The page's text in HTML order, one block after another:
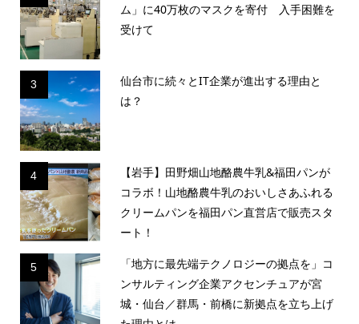
ム」に40万枚のマスクを寄付 入手困難を
受けて
3
仙台市に続々とIT企業が進出する理由と
は？
4
【岩手】田野畑山地酪農牛乳&福田パンが
コラボ！山地酪農牛乳のおいしさあふれる
クリームパンを福田パン直営店で販売スタ
ート！
5
「地方に最先端テクノロジーの拠点を」コ
ンサルティング企業アクセンチュアが宮
城・仙台／群馬・前橋に新拠点を立ち上げ